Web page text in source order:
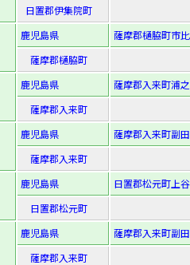
日置郡伊集院町
鹿児島県
薩摩郡樋脇町市
薩摩郡樋脇町
鹿児島県
薩摩郡入来町浦
薩摩郡入来町
鹿児島県
薩摩郡入来町副
薩摩郡入来町
鹿児島県
日置郡松元町上
日置郡松元町
鹿児島県
薩摩郡入来町副
薩摩郡入来町